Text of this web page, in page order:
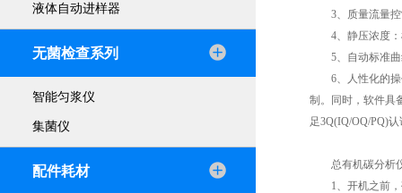
液体自动进样器
无菌检查系列
智能匀浆仪
集菌仪
配件耗材
3、质量流量控
4、静压浓度：
5、自动标准曲
6、人性化的操作
制。同时，软件具
足3Q(IQ/OQ/PQ)
总有机碳分析
1、开机之前，